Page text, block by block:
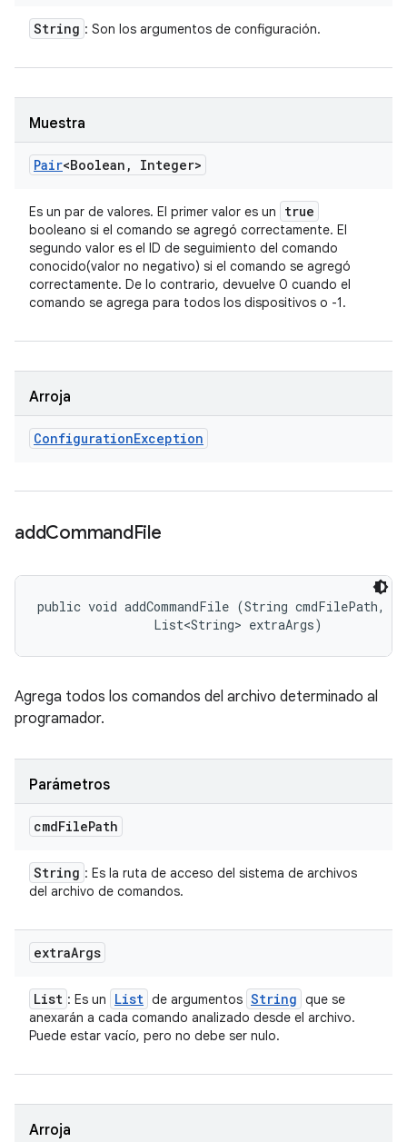
String : Son los argumentos de configuración.
Muestra
Pair<Boolean , Integer>
Es un par de valores. El primer valor es un true
booleano si el comando se agregó correctamente. El
segundo valor es el ID de seguimiento del comando
conocido(valor no negativo) si el comando se agregó
correctamente. De lo contrario, devuelve 0 cuando el
comando se agrega para todos los dispositivos o -1.
Arroja
ConfigurationException
addCommandFile
public void addCommandFile (String cmdFilePath,
                List<String> extraArgs)
Agrega todos los comandos del archivo determinado al
programador.
Parámetros
cmdFilePath
String : Es la ruta de acceso del sistema de archivos
del archivo de comandos.
extraArgs
List : Es un List de argumentos String que se
anexarán a cada comando analizado desde el archivo.
Puede estar vacío, pero no debe ser nulo.
Arroja